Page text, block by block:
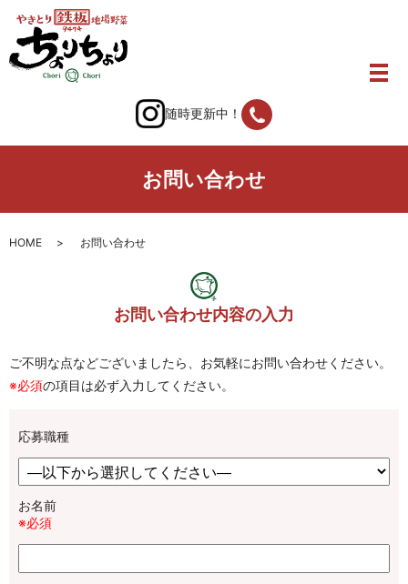
随時更新中！
お問い合わせ
HOME お問い合わせ
お問い合わせ内容の入力
ご不明な点などございましたら、お気軽にお問い合わせください。
※必須の項目は必ず入力してください。
応募職種
お名前
※必須